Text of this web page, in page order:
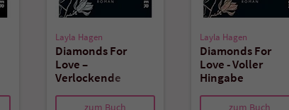
Layla Hagen
Diamonds For
Love –
Verlockende
zum Buch
Layla Hagen
Diamonds For
Love - Voller
Hingabe
zum Buch